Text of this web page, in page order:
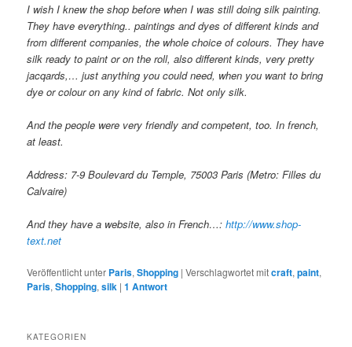
I wish I knew the shop before when I was still doing silk painting.
They have everything.. paintings and dyes of different kinds and
from different companies, the whole choice of colours. They have
silk ready to paint or on the roll, also different kinds, very pretty
jacqards,… just anything you could need, when you want to bring
dye or colour on any kind of fabric. Not only silk.
And the people were very friendly and competent, too. In french,
at least.
Address: 7-9 Boulevard du Temple, 75003 Paris (Metro: Filles du
Calvaire)
And they have a website, also in French…:http://www.shop-
text.net
Veröffentlicht unter Paris,Shopping |Verschlagwortet mitcraft,paint,
Paris,Shopping,silk |1 Antwort
KATEGORIEN